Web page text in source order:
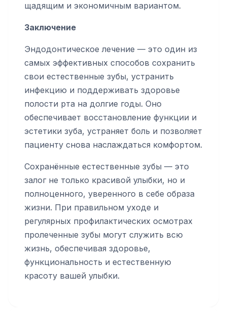
щадящим и экономичным вариантом.
Заключение
Эндодонтическое лечение — это один из
самых эффективных способов сохранить
свои естественные зубы, устранить
инфекцию и поддерживать здоровье
полости рта на долгие годы. Оно
обеспечивает восстановление функции и
эстетики зуба, устраняет боль и позволяет
пациенту снова наслаждаться комфортом.
Сохранённые естественные зубы — это
залог не только красивой улыбки, но и
полноценного, уверенного в себе образа
жизни. При правильном уходе и
регулярных профилактических осмотрах
пролеченные зубы могут служить всю
жизнь, обеспечивая здоровье,
функциональность и естественную
красоту вашей улыбки.